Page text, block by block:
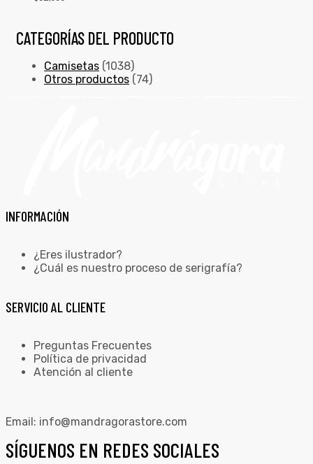
CATEGORÍAS DEL PRODUCTO
Camisetas (1038)
Otros productos (74)
INFORMACIÓN
¿Eres ilustrador?
¿Cuál es nuestro proceso de serigrafía?
SERVICIO AL CLIENTE
Preguntas Frecuentes
Política de privacidad
Atención al cliente
Email: info@mandragorastore.com
SÍGUENOS EN REDES SOCIALES